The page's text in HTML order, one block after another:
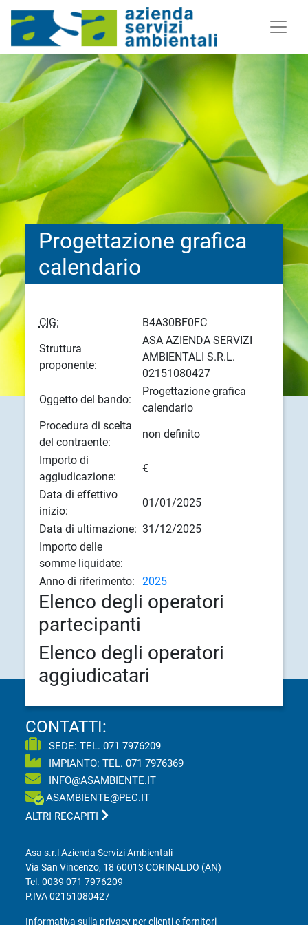
Progettazione grafica
calendario
CIG:
B4A30BF0FC
Struttura
proponente:
ASA AZIENDA SERVIZI
AMBIENTALI S.R.L.
02151080427
Oggetto del bando:
Progettazione grafica
calendario
Procedura di scelta
del contraente:
non definito
Importo di
aggiudicazione:
€
Data di effettivo
inizio:
01/01/2025
Data di ultimazione: 31/12/2025
Importo delle
somme liquidate:
Anno di riferimento:
2025
Elenco degli operatori
partecipanti
Elenco degli operatori
aggiudicatari
CONTATTI:
SEDE: TEL.071 7976209
IMPIANTO: TEL.071 7976369
INFO@ASAMBIENTE.IT
ASAMBIENTE@PEC.IT
ALTRI RECAPITI
Asa s.r.l Azienda Servizi Ambientali
Via San Vincenzo, 18 60013 CORINALDO (AN)
Tel.0039 071 7976209
P.IVA 02151080427
Informativa sulla privacy per clienti e fornitori